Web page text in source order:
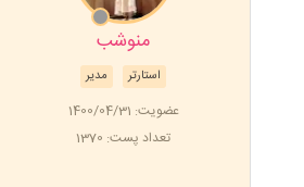
منوشب
مدیر استارتر
عضویت: 1400/04/31
تعداد پست: 1370